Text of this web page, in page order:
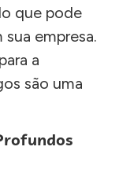
que pode
empresa.
a
são uma